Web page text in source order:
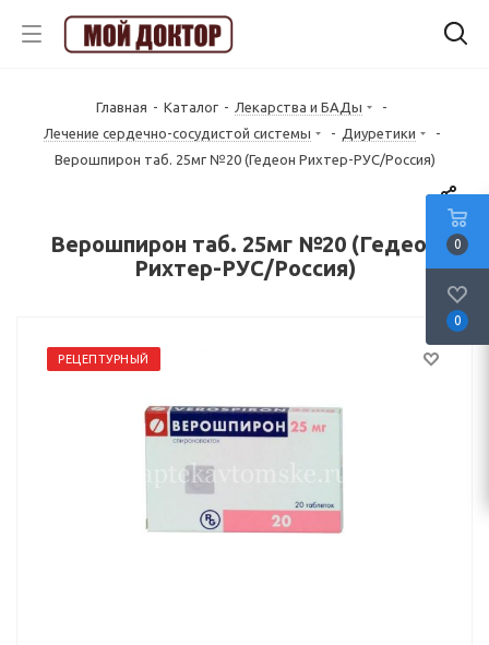
Главная - Каталог - Лекарства и БАДы
-
Лечение сердечно-сосудистой системы
- Диуретики
-
Верошпирон таб. 25мг №20 (Гедеон Рихтер-РУС/Россия)
Верошпирон таб. 25мг №20 (Гедеон
Рихтер-РУС/Россия)
РЕЦЕПТУРНЫЙ
0
0